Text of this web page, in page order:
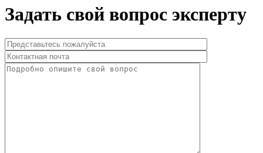
Задать свой вопрос эксперту